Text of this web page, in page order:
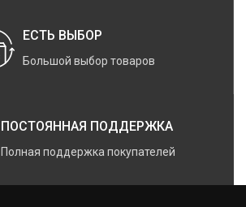
ЕСТЬ ВЫБОР
Большой выбор товаров
ПОСТОЯННАЯ ПОДДЕРЖКА
Полная поддержка покупателей